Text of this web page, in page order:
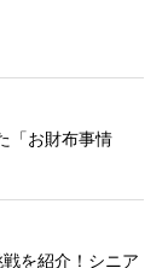
「お財布事情
を紹介！シニア